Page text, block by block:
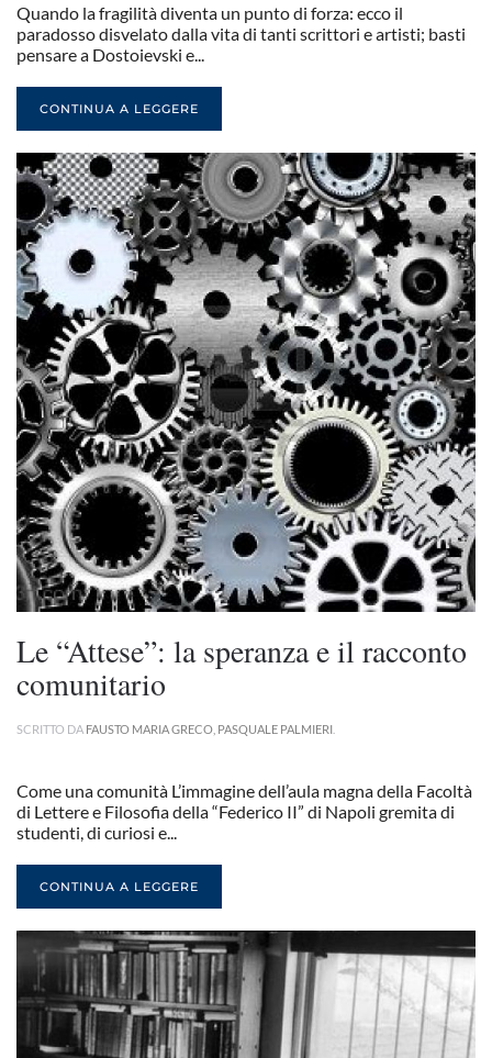
Quando la fragilità diventa un punto di forza: ecco il
paradosso disvelato dalla vita di tanti scrittori e artisti; basti
pensare a Dostoievski e...
CONTINUA A LEGGERE
Le “Attese”: la speranza e il racconto
comunitario
SCRITTO DA FAUSTO MARIA GRECO, PASQUALE PALMIERI
Come una comunità L’immagine dell’aula magna della Facoltà
di Lettere e Filosofia della “Federico II” di Napoli gremita di
studenti, di curiosi e...
CONTINUA A LEGGERE